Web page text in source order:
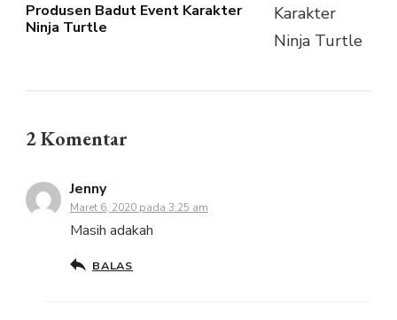
Produsen Badut Event Karakter
Ninja Turtle
2 Komentar
Jenny
Maret 6, 2020 pada 3:25 am
Masih adakah
BALAS